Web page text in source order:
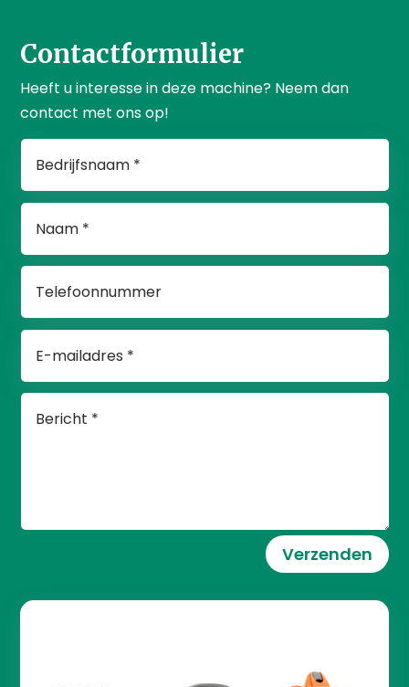
Contactformulier
Heeft u interesse in deze machine? Neem dan
contact met ons op!
Verzenden